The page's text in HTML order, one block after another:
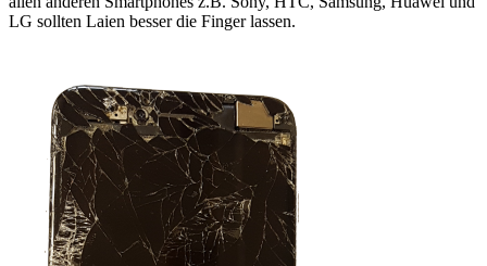
LG sollten Laien besser die Finger lassen.